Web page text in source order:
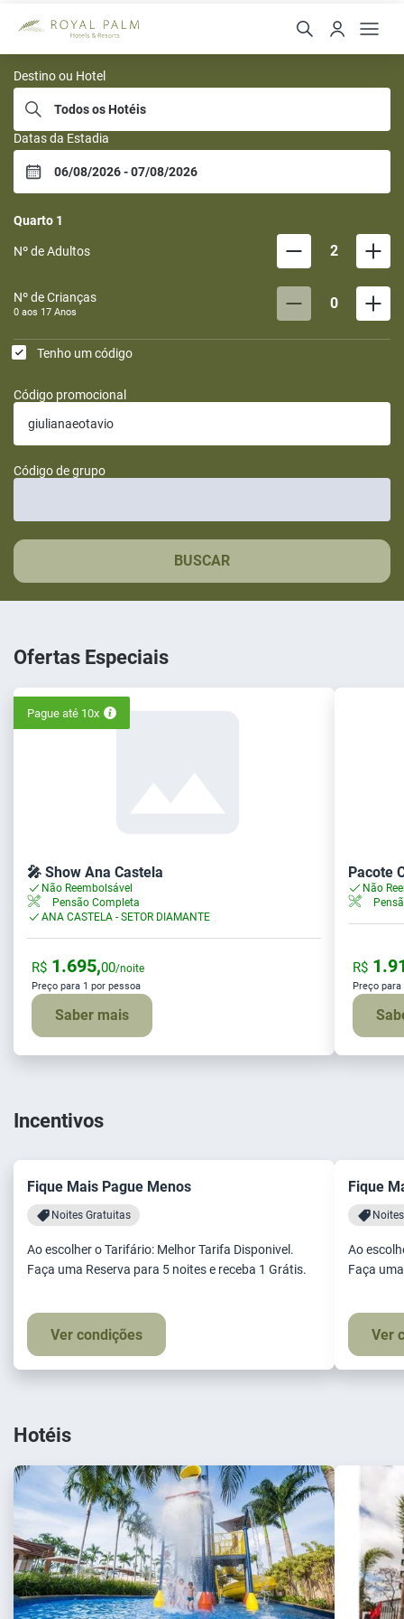
Royal Palm Hotels e
Destino ou Hotel
Datas da Estadia
Quarto 1
Nº de Adultos 2
Nº de Crianças
0 aos 17 Anos 0
Tenho um código
Código promocional
Código de grupo
BUSCAR
Ofertas Especiais
Pague até 10x
🎤 Show Ana Castela
Não Reembolsável
Pensão Completa
ANA CASTELA - SETOR DIAMANTE
R$ 1.695,00/noite
Preço para 1 por pessoa
Saber mais
Pacote
Não
R$
Preço
Incentivos
Fique Mais Pague Menos
Noites Gratuitas
Ao escolher o Tarifário: Melhor Tarifa Disponivel.
Faça uma Reserva para 5 noites e receba 1 Grátis.
Ver condições
Fique
Ao
Faça
Ver
Hotéis